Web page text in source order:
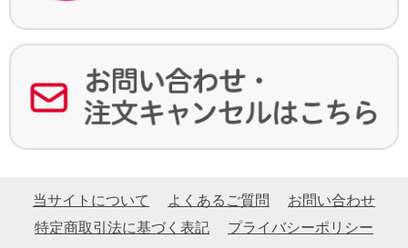
当サイトについて よくあるご質問
お問い合わせ
特定商取引法に基づく表記
プライバシーポリシー